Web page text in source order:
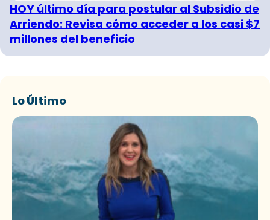
HOY último día para postular al Subsidio de
Arriendo: Revisa cómo acceder a los casi $7
millones del beneficio
Lo Último